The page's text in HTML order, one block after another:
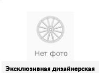
Эксклюзивная дизайнерская